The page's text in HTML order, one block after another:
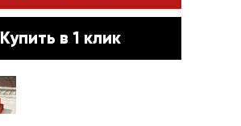
Купить в 1 клик